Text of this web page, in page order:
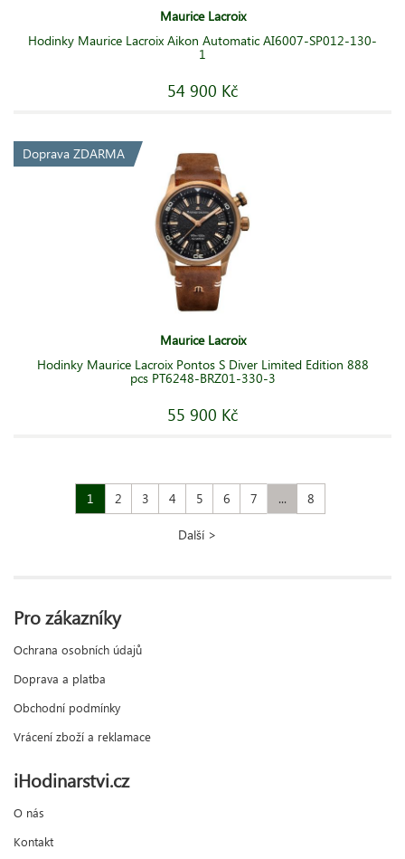
Maurice Lacroix
Hodinky Maurice Lacroix Aikon Automatic AI6007-SP012-130-
1
54 900 Kč
Doprava ZDARMA
Maurice Lacroix
Hodinky Maurice Lacroix Pontos S Diver Limited Edition 888
pcs PT6248-BRZ01-330-3
55 900 Kč
1 2 3 4 5 6 7 ... 8
Další >
Pro zákazníky
Ochrana osobních údajů
Doprava a platba
Obchodní podmínky
Vrácení zboží a reklamace
iHodinarstvi.cz
O nás
Kontakt